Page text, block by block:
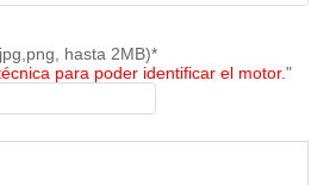
hasta 2MB)*
para poder identificar el motor."